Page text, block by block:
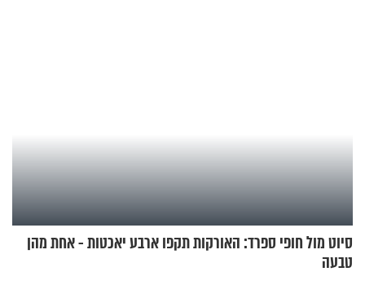
סיוט מול חופי ספרד: האורקות תקפו ארבע יאכטות - אחת מהן
טבעה